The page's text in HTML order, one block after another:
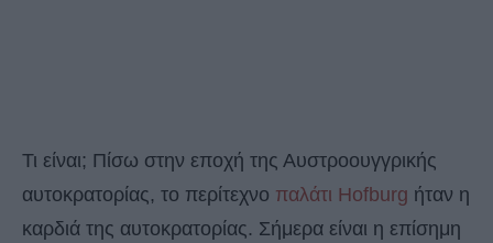
Τι είναι; Πίσω στην εποχή της Αυστροουγγρικής
αυτοκρατορίας, το περίτεχνο παλάτι Hofburg ήταν η
καρδιά της αυτοκρατορίας. Σήμερα είναι η επίσημη